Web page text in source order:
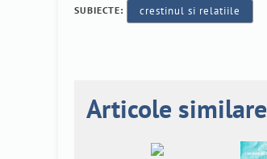
SUBIECTE: crestinul si relatiile
Articole similare